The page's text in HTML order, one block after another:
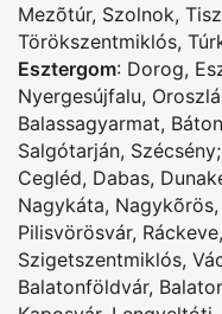
Mezõtúr, Szolnok,
Törökszentmiklós,
Esztergom: Dorog,
Nyergesújfalu,
Balassagyarmat,
Salgótarján, Szécsény;
Cegléd, Dabas,
Nagykáta, Nagykõrös,
Pilisvörösvár, Ráckeve,
Szigetszentmiklós,
Balatonföldvár,